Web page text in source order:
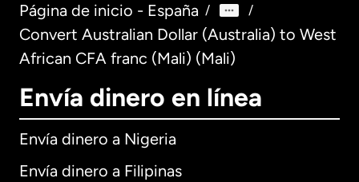
Página de inicio - España / /
Convert Australian Dollar (Australia) to West
African CFA franc (Mali) (Mali)
Envía dinero en línea
Envía dinero a Nigeria
Envía dinero a Filipinas